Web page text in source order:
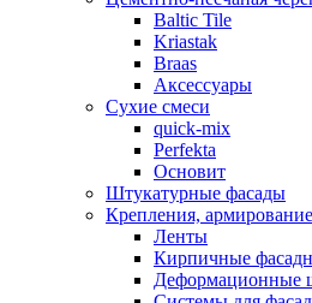
Baltic Tile
Kriastak
Braas
Аксессуары
Сухие смеси
quick-mix
Perfekta
Основит
Штукатурные фасады
Крепления,
Ленты
Кирпичные
Деформационные